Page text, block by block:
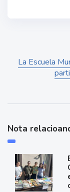
La Escuela
Nota